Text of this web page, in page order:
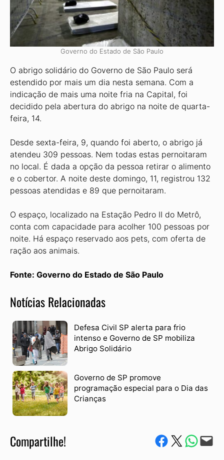
Governo do Estado de São Paulo
O abrigo solidário do Governo de São Paulo será
estendido por mais um dia nesta semana. Com a
indicação de mais uma noite fria na Capital, foi
decidido pela abertura do abrigo na noite de quarta-
feira, 14.
Desde sexta-feira, 9, quando foi aberto, o abrigo já
atendeu 309 pessoas. Nem todas estas pernoitaram
no local. É dada a opção da pessoa retirar o alimento
e o cobertor. A noite deste domingo, 11, registrou 132
pessoas atendidas e 89 que pernoitaram.
O espaço, localizado na Estação Pedro II do Metrô,
conta com capacidade para acolher 100 pessoas por
noite. Há espaço reservado aos pets, com oferta de
ração aos animais.
Fonte: Governo do Estado de São Paulo
Notícias Relacionadas
Defesa Civil SP alerta para frio
intenso e Governo de SP mobiliza
Abrigo Solidário
Governo de SP promove
programação especial para o Dia das
Crianças
Compartilhe! Compartilhe no Facebook
Compartilhe no Twitter
Compartile via
Envie via e-mail